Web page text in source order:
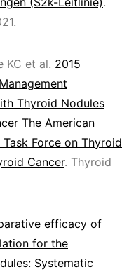
KC et al. 2015
Thyroid Nodules
The American
Force on Thyroid
Cancer. Thyroid
efficacy of
for the
Systematic